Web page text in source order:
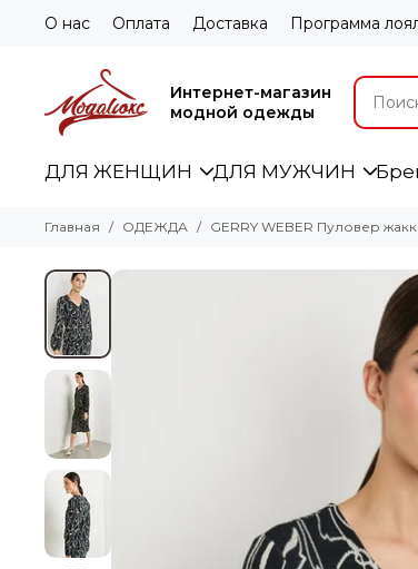
О нас Оплата Доставка Программа
Интернет-магазин
модной одежды
ДЛЯ ЖЕНЩИН ДЛЯ МУЖЧИН
Главная ОДЕЖДА GERRY WEBER Пуловер